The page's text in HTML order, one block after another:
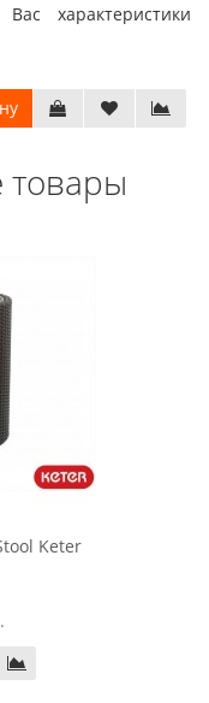
характеристики
товары
Keter